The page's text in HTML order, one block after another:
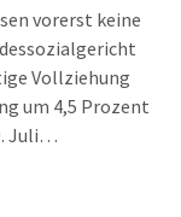
vorerst keine
Vollziehung
um 4,5 Prozent
Juli…